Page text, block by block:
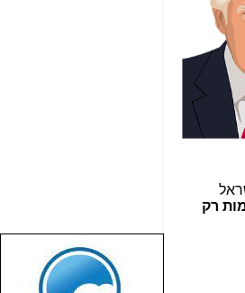
4 מקומות רק
שבוע טוב לכל
הגולשים באשר
הם!!!